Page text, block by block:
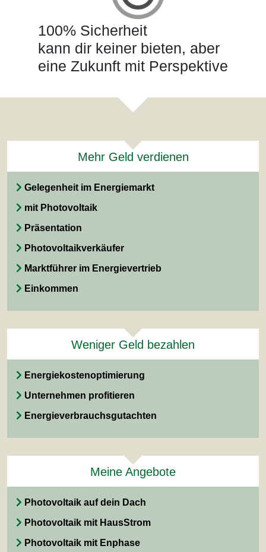
100% Sicherheit
kann dir keiner bieten, aber
eine Zukunft mit Perspektive
Mehr Geld verdienen
Gelegenheit im Energiemarkt
mit Photovoltaik
Präsentation
Photovoltaikverkäufer
Marktführer im Energievertrieb
Einkommen
Weniger Geld bezahlen
Energiekostenoptimierung
Unternehmen profitieren
Energieverbrauchsgutachten
Meine Angebote
Photovoltaik auf dein Dach
Photovoltaik mit HausStrom
Photovoltaik mit Enphase